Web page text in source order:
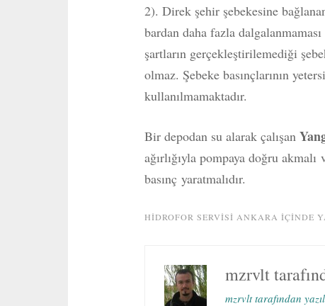
2). Direk şehir şebekesine
bardan daha fazla
şartların gerçekleştirilemediği
olmaz. Şebeke basınçlarının
kullanılmamaktadır.
Bir depodan su alarak çalışan
ağırlığıyla pompaya doğru
basınç yaratmalıdır.
HIDROFOR SERVISI ANKARA IÇINDE
mzrvlt
mzrvlt tarafından